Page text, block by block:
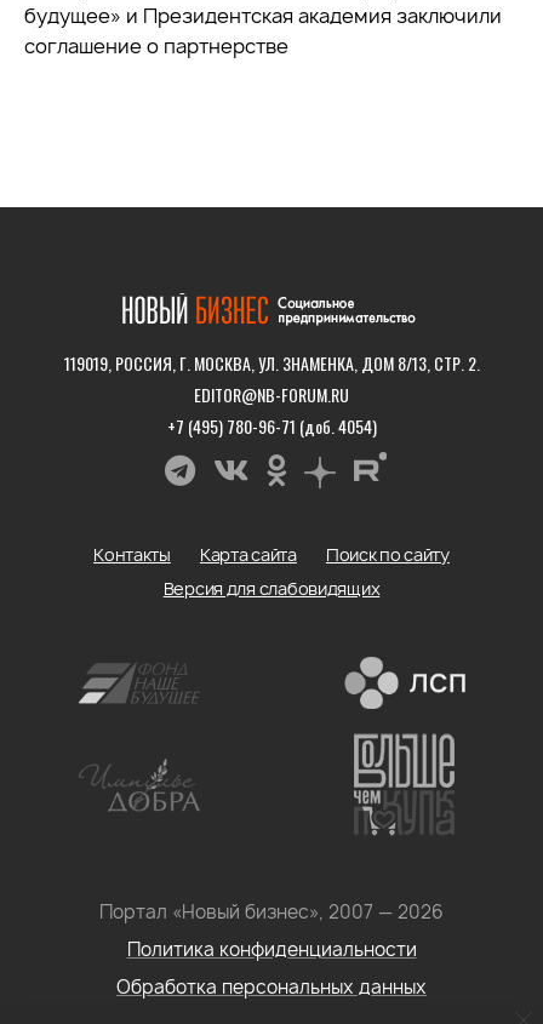
будущее» и Президентская академия заключили
соглашение о партнерстве
119019, РОССИЯ, Г. МОСКВА, УЛ. ЗНАМЕНКА, ДОМ 8/13, СТР. 2.
EDITOR@NB-FORUM.RU
+7 (495) 780-96-71 (доб. 4054)
Портал «Новый бизнес», 2007 — 2026
Политика конфиденциальности
Обработка персональных данных
Контакты Карта сайта
Поиск по сайту
Версия для слабовидящих